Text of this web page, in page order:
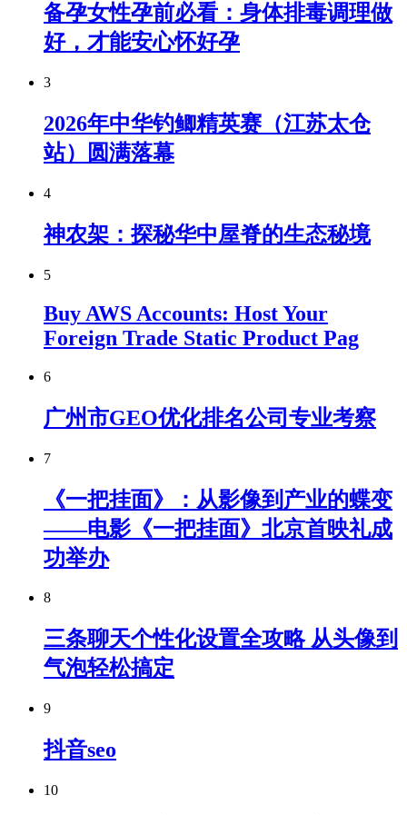
备孕女性孕前必看：身体排毒调理做
好，才能安心怀好孕
3
2026年中华钓鲫精英赛（江苏太仓
站）圆满落幕
4
神农架：探秘华中屋脊的生态秘境
5
Buy AWS Accounts: Host Your
Foreign Trade Static Product Pag
6
广州市GEO优化排名公司专业考察
7
《一把挂面》：从影像到产业的蝶变
——电影《一把挂面》北京首映礼成
功举办
8
三条聊天个性化设置全攻略 从头像到
气泡轻松搞定
9
抖音seo
10